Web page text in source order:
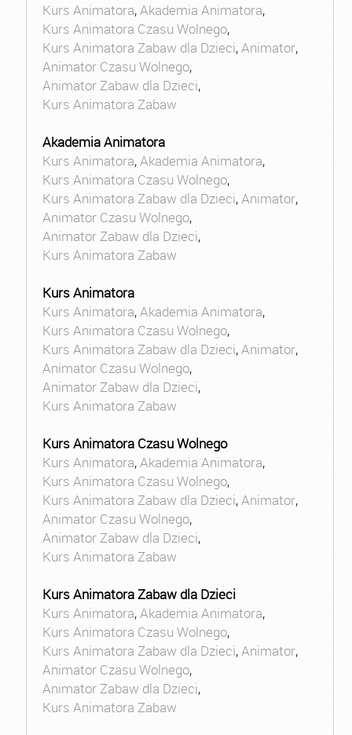
Kurs Animatora,Akademia Animatora,
Kurs Animatora Czasu Wolnego,
Kurs Animatora Zabaw dla Dzieci,Animator,
Animator Czasu Wolnego,
Animator Zabaw dla Dzieci,
Kurs Animatora Zabaw
Akademia Animatora
Kurs Animatora,Akademia Animatora,
Kurs Animatora Czasu Wolnego,
Kurs Animatora Zabaw dla Dzieci,Animator,
Animator Czasu Wolnego,
Animator Zabaw dla Dzieci,
Kurs Animatora Zabaw
Kurs Animatora
Kurs Animatora,Akademia Animatora,
Kurs Animatora Czasu Wolnego,
Kurs Animatora Zabaw dla Dzieci,Animator,
Animator Czasu Wolnego,
Animator Zabaw dla Dzieci,
Kurs Animatora Zabaw
Kurs Animatora Czasu Wolnego
Kurs Animatora,Akademia Animatora,
Kurs Animatora Czasu Wolnego,
Kurs Animatora Zabaw dla Dzieci,Animator,
Animator Czasu Wolnego,
Animator Zabaw dla Dzieci,
Kurs Animatora Zabaw
Kurs Animatora Zabaw dla Dzieci
Kurs Animatora,Akademia Animatora,
Kurs Animatora Czasu Wolnego,
Kurs Animatora Zabaw dla Dzieci,Animator,
Animator Czasu Wolnego,
Animator Zabaw dla Dzieci,
Kurs Animatora Zabaw